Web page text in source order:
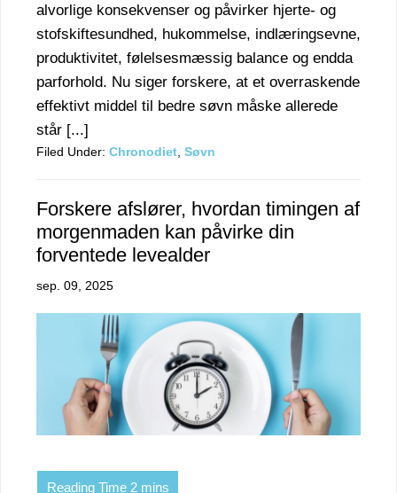
alvorlige konsekvenser og påvirker hjerte- og
stofskiftesundhed, hukommelse, indlæringsevne,
produktivitet, følelsesmæssig balance og endda
parforhold. Nu siger forskere, at et overraskende
effektivt middel til bedre søvn måske allerede
står [...]
Filed Under: Chronodiet Søvn
Forskere afslører, hvordan timingen af
morgenmaden kan påvirke din
forventede levealder
sep. 09, 2025